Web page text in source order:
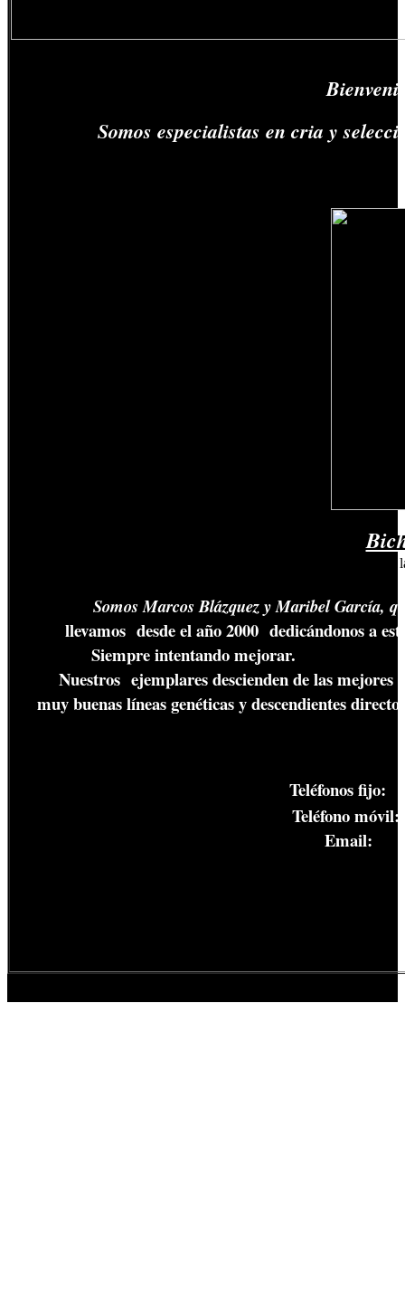
Bienvenidos a
Somos especialistas en cria y
texto, marcándole con el ratón y
Somos Marcos Blázquez y Maribel García,
llevamos desde el año 2000 dedicándonos a esta
Siempre intentando mejorar.
Nuestros ejemplares descienden de las mejores
muybuenas líneas genéticas y descendientes
Teléfonos fijo:
Teléfono móvil:
Email: